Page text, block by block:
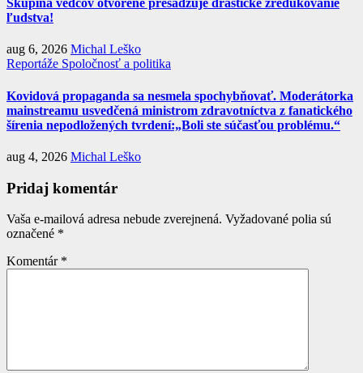
Skupina vedcov otvorene presadzuje drastické zredukovanie
ľudstva!
aug 6, 2026 Michal Leško
Reportáže Spoločnosť a politika
Kovidová propaganda sa nesmela spochybňovať. Moderátorka
mainstreamu usvedčená ministrom zdravotníctva z fanatického
šírenia nepodložených tvrdení:„Boli ste súčasťou problému.“
aug 4, 2026 Michal Leško
Pridaj komentár
Vaša e-mailová adresa nebude zverejnená. Vyžadované polia sú
označené *
Komentár *